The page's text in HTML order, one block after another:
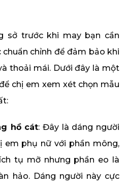
sở trước khi may bạn cần
chỉnh để đảm bảo khi
thoải mái. Dưới đây là một
chị em xem xét chọn mẫu
hồ cát: Đây là dáng người
em phụ nữ với phần mông,
tụ mỡ nhưng phần eo là
hảo. Dáng người này cực